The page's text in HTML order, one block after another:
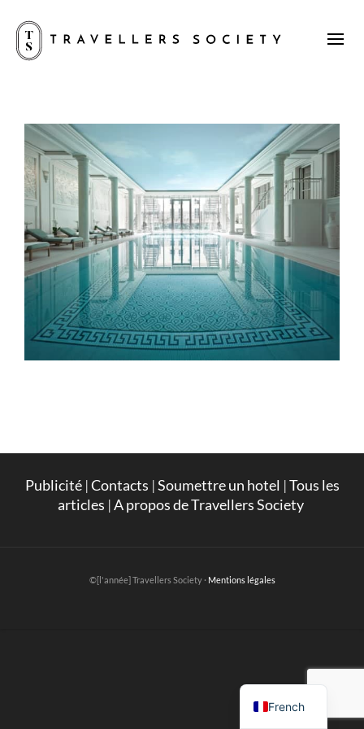
Publicité|Contacts |Soumettre un hotel |Tous les
articles |A propos de Travellers Society
©[l'année] Travellers Society · Mentions légales
French